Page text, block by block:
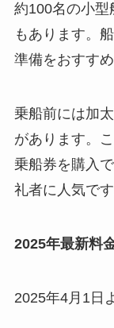
約100名の小型
もあります。
準備をおすすめ
乗船前には加
があります。
乗船券を購入
礼者に人気です
2025年最新料
2025年4月1日